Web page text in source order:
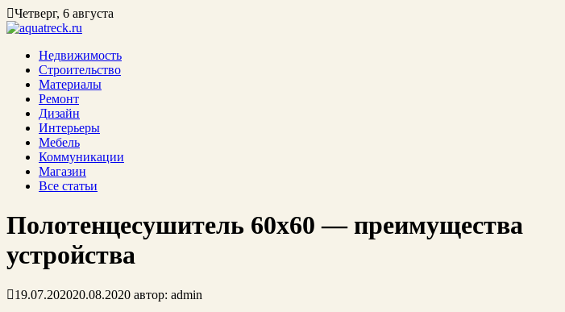
Четверг, 6 августа
Недвижимость
Строительство
Материалы
Ремонт
Дизайн
Интерьеры
Мебель
Коммуникации
Магазин
Все статьи
Полотенцесушитель 60х60 — преимущества
устройства
19.07.202020.08.2020 автор: admin